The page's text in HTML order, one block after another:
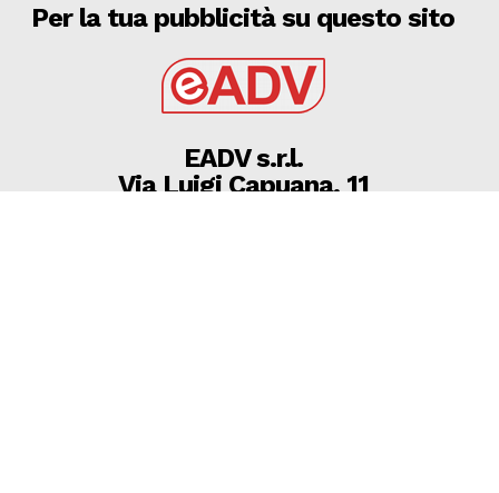
Per la tua pubblicità su questo sito
EADV s.r.l.
Via Luigi Capuana, 11